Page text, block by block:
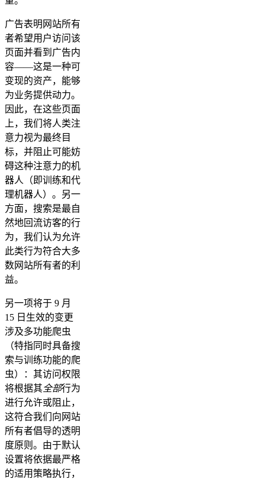
广告表明网站所有
者希望用户访问该
页面并看到广告内
容——这是一种可
变现的资产，能够
为业务提供动力。
因此，在这些页面
上，我们将人类注
意力视为最终目
标，并阻止可能妨
碍这种注意力的机
器人（即训练和代
理机器人）。另一
方面，搜索是最自
然地回流访客的行
为，我们认为允许
此类行为符合大多
数网站所有者的利
益。
另一项将于 9 月
15 日生效的变更
涉及多功能爬虫
（特指同时具备搜
索与训练功能的爬
虫）：其访问权限
将根据其全部行为
进行允许或阻止，
这符合我们向网站
所有者倡导的透明
度原则。由于默认
设置将依据最严格
的适用策略执行，